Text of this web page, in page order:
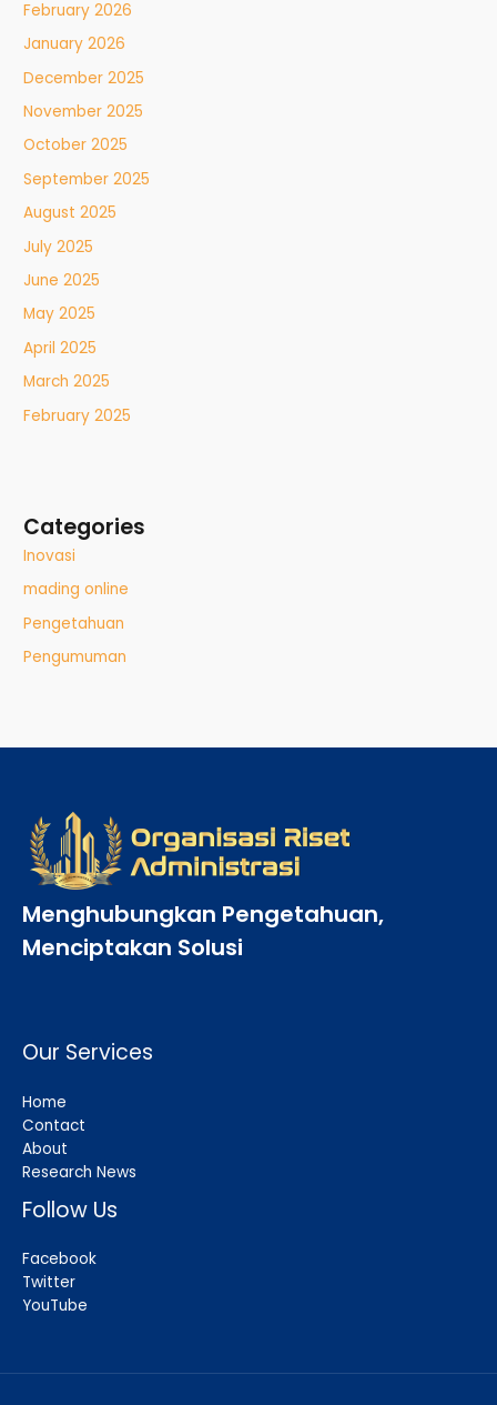
February 2026
January 2026
December 2025
November 2025
October 2025
September 2025
August 2025
July 2025
June 2025
May 2025
April 2025
March 2025
February 2025
Categories
Inovasi
mading online
Pengetahuan
Pengumuman
Menghubungkan Pengetahuan,
Menciptakan Solusi
Our Services
Home
Contact
About
Research News
Follow Us
Facebook
Twitter
YouTube